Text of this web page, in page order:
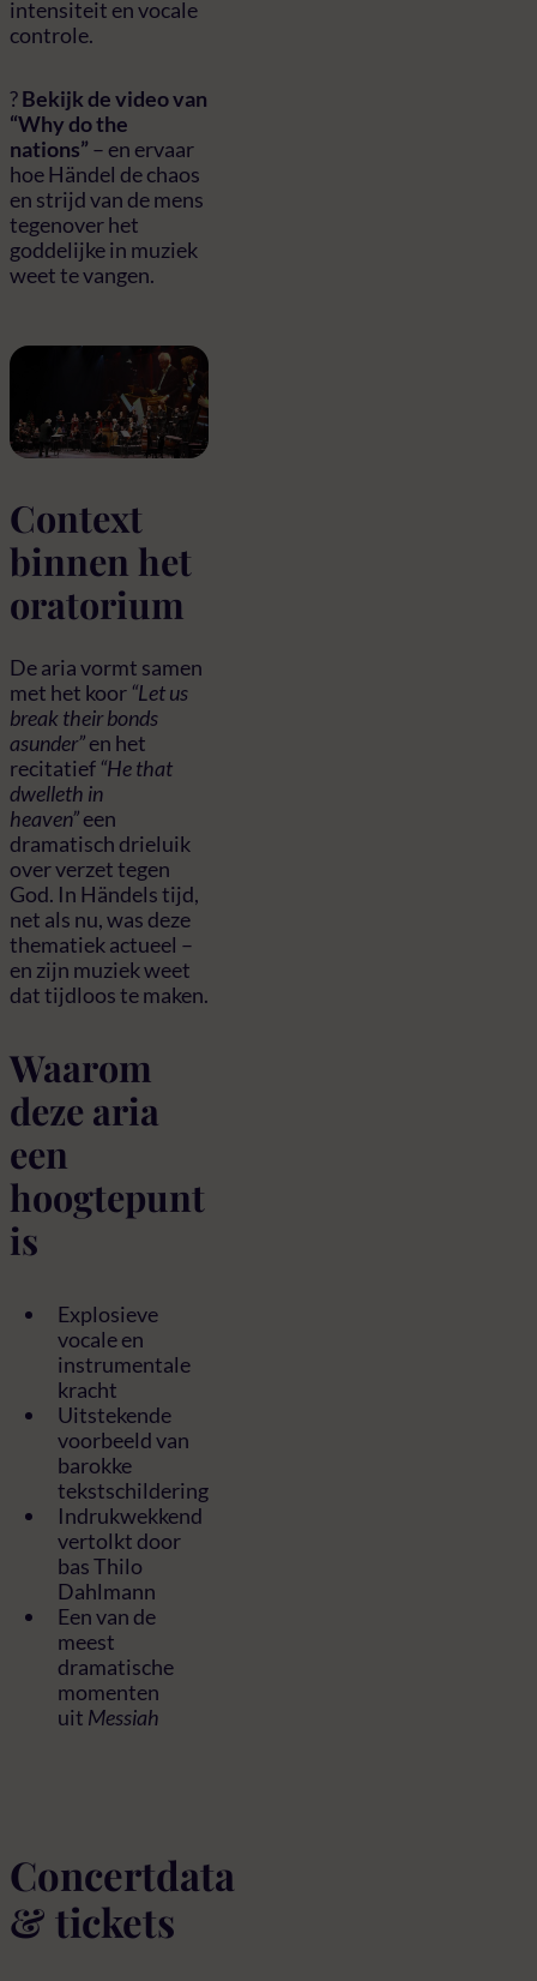
intensiteit en vocale
controle.
?Bekijk de video van
“Why do the
nations” – en ervaar
hoe Händel de chaos
en strijd van de mens
tegenover het
goddelijke in muziek
weet te vangen.
Context
binnen het
oratorium
De aria vormt samen
met het koor “Let us
break their bonds
asunder”en het
recitatief “He that
dwelleth in
heaven”een
dramatisch drieluik
over verzet tegen
God. In Händels tijd,
net als nu, was deze
thematiek actueel –
en zijn muziek weet
dat tijdloos te maken.
Waarom
deze aria
een
hoogtepunt
is
Explosieve
vocale en
instrumentale
kracht
Uitstekende
voorbeeld van
barokke
tekstschildering
Indrukwekkend
vertolkt door
bas Thilo
Dahlmann
Een van de
meest
dramatische
momenten
uit Messiah
Concertdata
& tickets